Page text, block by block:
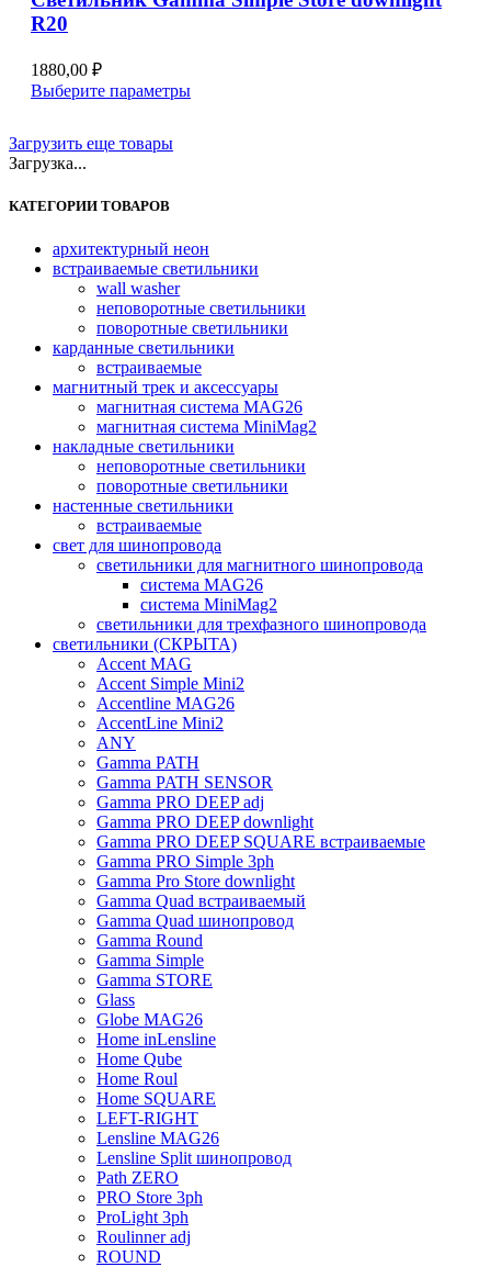
R20
1880,00 ₽
Выберите параметрыЭтот
на
странице
Загрузить еще товары
Загрузка...
КАТЕГОРИИ ТОВАРОВ
архитектурный неон
встраиваемые светильники
wall washer
неповоротные светильники
поворотные светильники
карданные светильники
встраиваемые
магнитный трек и аксессуары
магнитная система MAG26
магнитная система MiniMag2
накладные светильники
неповоротные светильники
поворотные светильники
настенные светильники
встраиваемые
свет для шинопровода
светильники для магнитного шинопровода
система MAG26
система MiniMag2
светильники для трехфазного шинопровода
светильники (СКРЫТА)
Accent MAG
Accent Simple Mini2
Accentline MAG26
AccentLine Mini2
ANY
Gamma PATH
Gamma PATH SENSOR
Gamma PRO DEEP adj
Gamma PRO DEEP downlight
Gamma PRO DEEP SQUARE встраиваемые
Gamma PRO Simple 3ph
Gamma Pro Store downlight
Gamma Quad встраиваемый
Gamma Quad шинопровод
Gamma Round
Gamma Simple
Gamma STORE
Glass
Globe MAG26
Home inLensline
Home Qube
Home Roul
Home SQUARE
LEFT-RIGHT
Lensline MAG26
Lensline Split шинопровод
Path ZERO
PRO Store 3ph
ProLight 3ph
Roulinner adj
ROUND